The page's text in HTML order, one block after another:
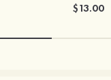
$13.00